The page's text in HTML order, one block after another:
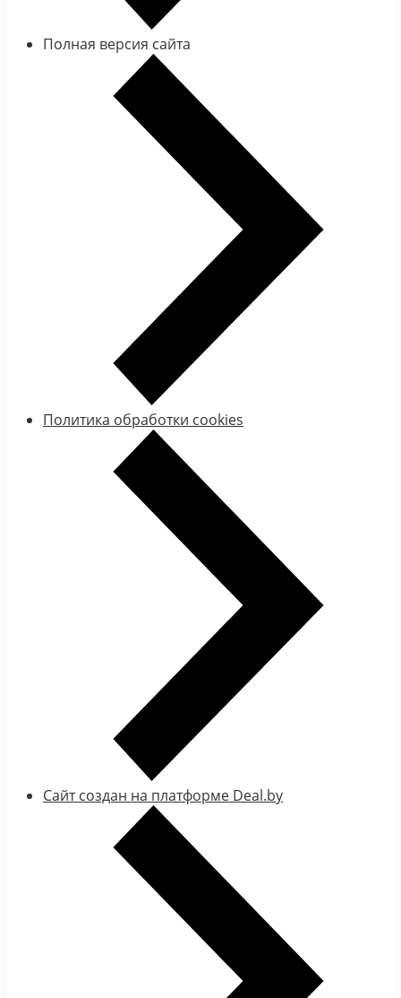
Полная версия сайта
Политика обработки cookies
Сайт создан на платформе Deal.by